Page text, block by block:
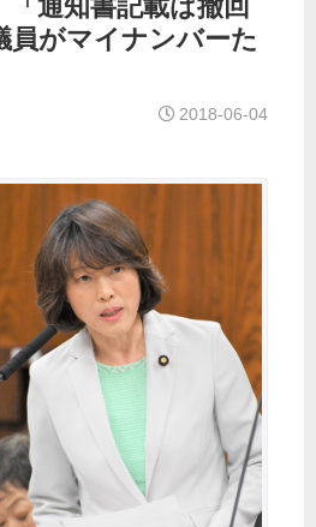
「通知書記載は撤回
員がマイナンバーた
2018-06-04